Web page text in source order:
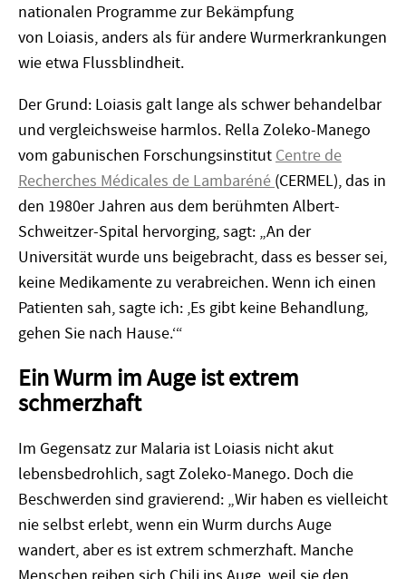
nationalen Programmezur Bekämpfung
von Loiasis, anders als für andere Wurmerkrankungen
wie etwa Flussblindheit.
Der Grund: Loiasis galt lange als schwer behandelbar
und vergleichsweise harmlos. Rella Zoleko-Manego
vom gabunischen Forschungsinstitut Centre de
Recherches Médicales de Lambaréné (CERMEL), das in
den 1980er Jahren aus dem berühmten Albert-
Schweitzer-Spital hervorging, sagt: „An der
Universität wurde uns beigebracht, dass es besser sei,
keine Medikamente zu verabreichen. Wenn ich einen
Patienten sah, sagte ich: ‚Es gibt keine Behandlung,
gehen Sie nach Hause.‘“
Ein Wurm im Auge ist extrem
schmerzhaft
Im Gegensatz zur Malaria ist Loiasis nicht akut
lebensbedrohlich, sagt Zoleko-Manego. Doch die
Beschwerden sind gravierend: „Wir haben es vielleicht
nie selbst erlebt, wenn ein Wurm durchs Auge
wandert, aber es ist extrem schmerzhaft. Manche